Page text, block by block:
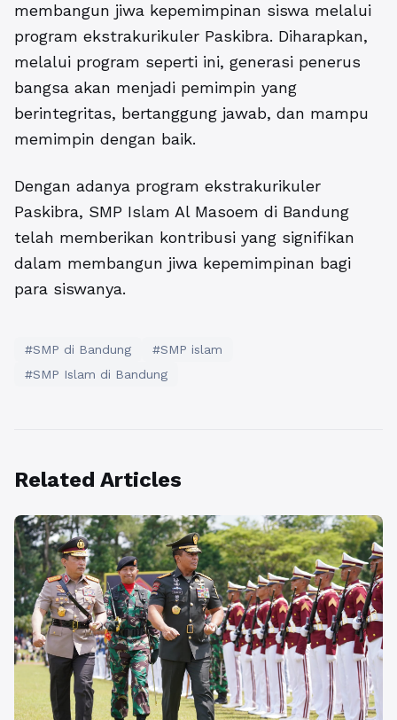
membangun jiwa kepemimpinan siswa melalui
program ekstrakurikuler Paskibra. Diharapkan,
melalui program seperti ini, generasi penerus
bangsa akan menjadi pemimpin yang
berintegritas, bertanggung jawab, dan mampu
memimpin dengan baik.
Dengan adanya program ekstrakurikuler
Paskibra, SMP Islam Al Masoem di Bandung
telah memberikan kontribusi yang signifikan
dalam membangun jiwa kepemimpinan bagi
para siswanya.
#SMP di Bandung
#SMP islam
#SMP Islam di Bandung
Related Articles